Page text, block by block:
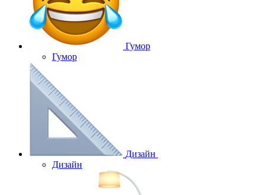
Гумор
Гумор
Дизайн
Дизайн